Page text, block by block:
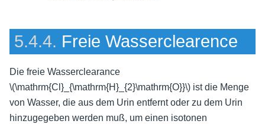
5.4.4. Freie Wasserclearence
Die freie Wasserclearance
\(\mathrm{Cl}_{\mathrm{H}_{2}\mathrm{O}}\) ist die Menge
von Wasser, die aus dem Urin entfernt oder zu dem Urin
hinzugegeben werden muß, um einen isotonen